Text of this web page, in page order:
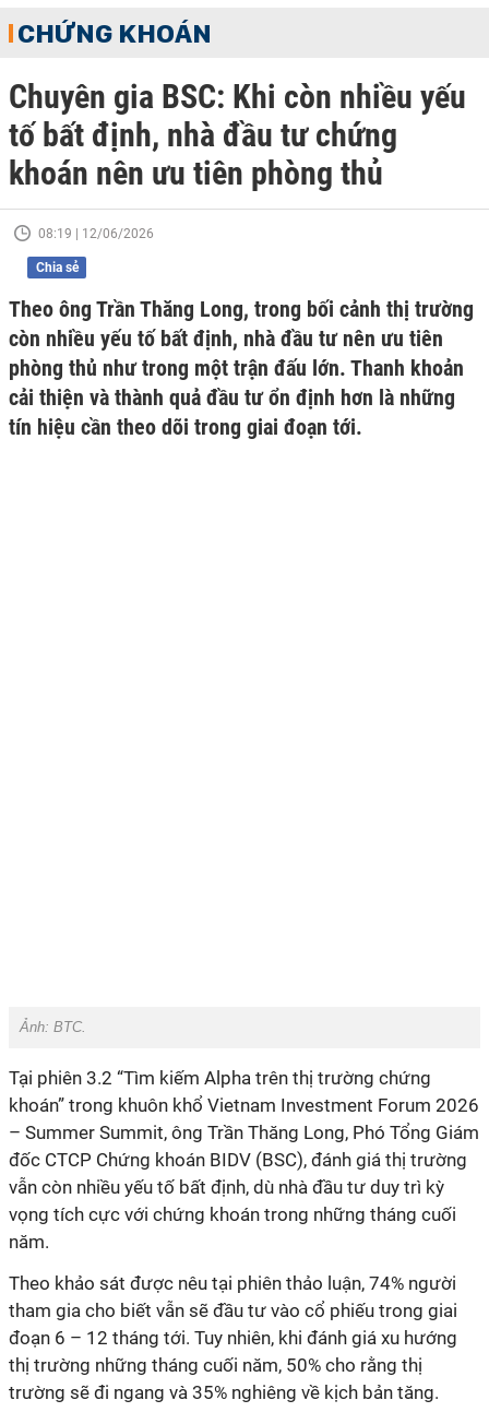
CHỨNG KHOÁN
Chuyên gia BSC: Khi còn nhiều yếu
tố bất định, nhà đầu tư chứng
khoán nên ưu tiên phòng thủ
08:19 | 12/06/2026
Chia sẻ
Theo ông Trần Thăng Long, trong bối cảnh thị trường
còn nhiều yếu tố bất định, nhà đầu tư nên ưu tiên
phòng thủ như trong một trận đấu lớn. Thanh khoản
cải thiện và thành quả đầu tư ổn định hơn là những
tín hiệu cần theo dõi trong giai đoạn tới.
Ảnh: BTC.
Tại phiên 3.2 “Tìm kiếm Alpha trên thị trường chứng
khoán” trong khuôn khổ Vietnam Investment Forum 2026
– Summer Summit, ông Trần Thăng Long, Phó Tổng Giám
đốc CTCP Chứng khoán BIDV (BSC), đánh giá thị trường
vẫn còn nhiều yếu tố bất định, dù nhà đầu tư duy trì kỳ
vọng tích cực với chứng khoán trong những tháng cuối
năm.
Theo khảo sát được nêu tại phiên thảo luận, 74% người
tham gia cho biết vẫn sẽ đầu tư vào cổ phiếu trong giai
đoạn 6 – 12 tháng tới. Tuy nhiên, khi đánh giá xu hướng
thị trường những tháng cuối năm, 50% cho rằng thị
trường sẽ đi ngang và 35% nghiêng về kịch bản tăng.